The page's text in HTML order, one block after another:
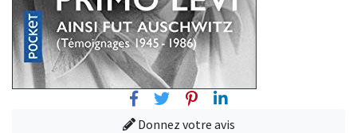
FacebookTwitterPinterest
Linkedin
Donnez votre avis